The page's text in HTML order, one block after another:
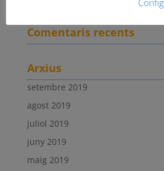
Comentaris recents
Arxius
setembre 2019
agost 2019
juliol 2019
juny 2019
maig 2019